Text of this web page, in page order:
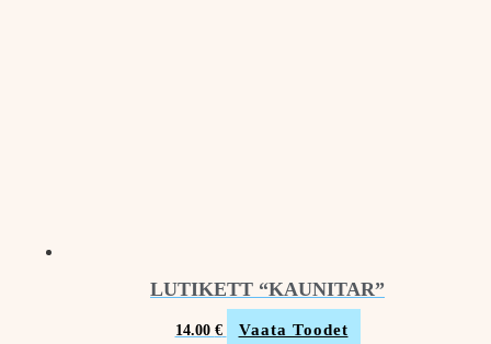
LUTIKETT “KAUNITAR”
14.00 € Vaata Toodet